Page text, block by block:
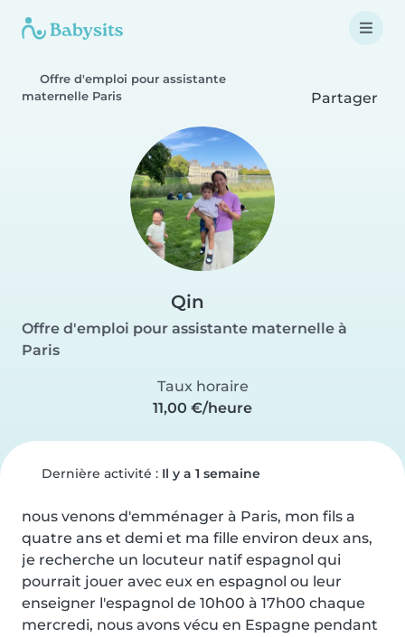
Offre d'emploi pour assistante
maternelle Paris
Partager
Qin
Offre d'emploi pour assistante maternelle à
Paris
Taux horaire
11,00 €/heure
Dernière activité : Il y a 1 semaine
nous venons d'emménager à Paris, mon fils a
quatre ans et demi et ma fille environ deux ans,
je recherche un locuteur natif espagnol qui
pourrait jouer avec eux en espagnol ou leur
enseigner l'espagnol de 10h00 à 17h00 chaque
mercredi, nous avons vécu en Espagne pendant